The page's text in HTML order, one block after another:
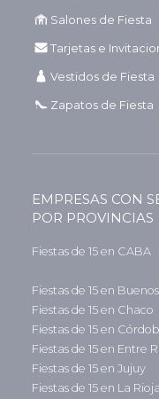
Salones de Fiesta
Tarjetas e
Vestidos de Fiesta
Zapatos de Fiesta
EMPRESAS CON
POR PROVINCIAS
Fiestas de 15 en CABA
Fiestas de 15 en
Fiestas de 15 en Chaco
Fiestas de 15 en
Fiestas de 15 en Entre
Fiestas de 15 en Jujuy
Fiestas de 15 en La Rioja